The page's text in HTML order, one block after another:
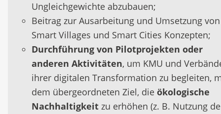
Ungleichgewichte abzubauen;
Beitrag zur Ausarbeitung und Umsetzung von
Smart Villages und Smart Cities Konzepten;
Durchführung von Pilotprojekten oder
anderen Aktivitäten, um KMU und
ihrer digitalen Transformation zu begleiten,
dem übergeordneten Ziel, die ökologische
Nachhaltigkeit zu erhöhen (z. B. Nutzung